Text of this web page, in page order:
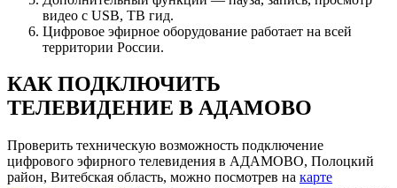
видео с USB, ТВ гид.
Цифровое эфирное оборудование работает на всей
территории России.
КАК ПОДКЛЮЧИТЬ
ТЕЛЕВИДЕНИЕ В АДАМОВО
Проверить техническую возможность подключение
цифрового эфирного телевидения в АДАМОВО, Полоцкий
район, Витебская область, можно посмотрев на карте